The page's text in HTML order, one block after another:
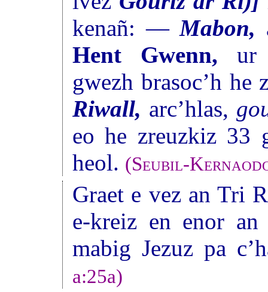
kenañ: —Mabon,
Hent Gwenn,
gwezh brasoc’h
Riwall, arc’hlas,
eo he zreuzkiz 33
heol. (Seubil-
Graet e vez an Tri
e-kreiz en enor
mabig Jezuz pa
a:25a)